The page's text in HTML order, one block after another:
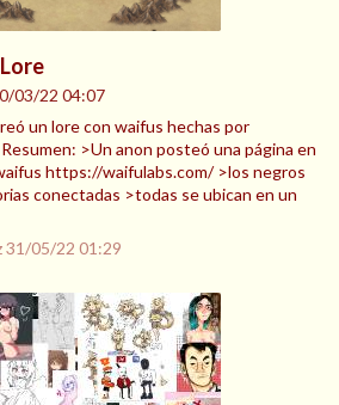
03/22 04:07
un lore con waifus hechas por
>Un anon posteó una página en
https://waifulabs.com/ >los negros
conectadas >todas se ubican en un
31/05/22 01:29